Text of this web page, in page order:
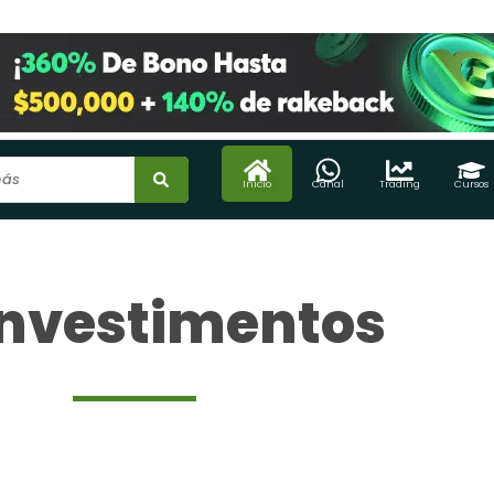
Inicio Canal Trading Cursos